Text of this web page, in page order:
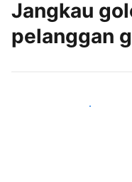
Jangkau
pelanggan
Tarik tetamu baru